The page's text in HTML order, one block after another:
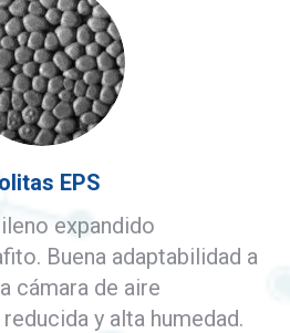
EPS
expandido
Buena adaptabilidad a
cámara de aire
y alta humedad.